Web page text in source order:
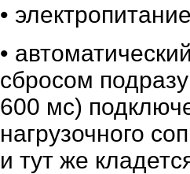
•
•
сбросом
600 мс)
нагрузочного
и тут же